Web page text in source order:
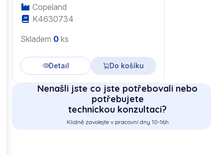
Copeland
K4630734
Skladem 0 ks
Detail Do košíku
Nenašli jste co jste potřebovali nebo
potřebujete
technickou konzultaci?
Klidně zavolejte v pracovní dny 10-16h